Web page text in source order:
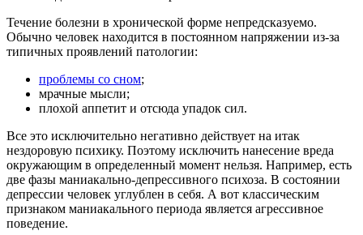
Течение болезни в хронической форме непредсказуемо.
Обычно человек находится в постоянном напряжении из-за
типичных проявлений патологии:
проблемы со сном;
мрачные мысли;
плохой аппетит и отсюда упадок сил.
Все это исключительно негативно действует на итак
нездоровую психику. Поэтому исключить нанесение вреда
окружающим в определенный момент нельзя. Например, есть
две фазы маниакально-депрессивного психоза. В состоянии
депрессии человек углублен в себя. А вот классическим
признаком маниакального периода является агрессивное
поведение.